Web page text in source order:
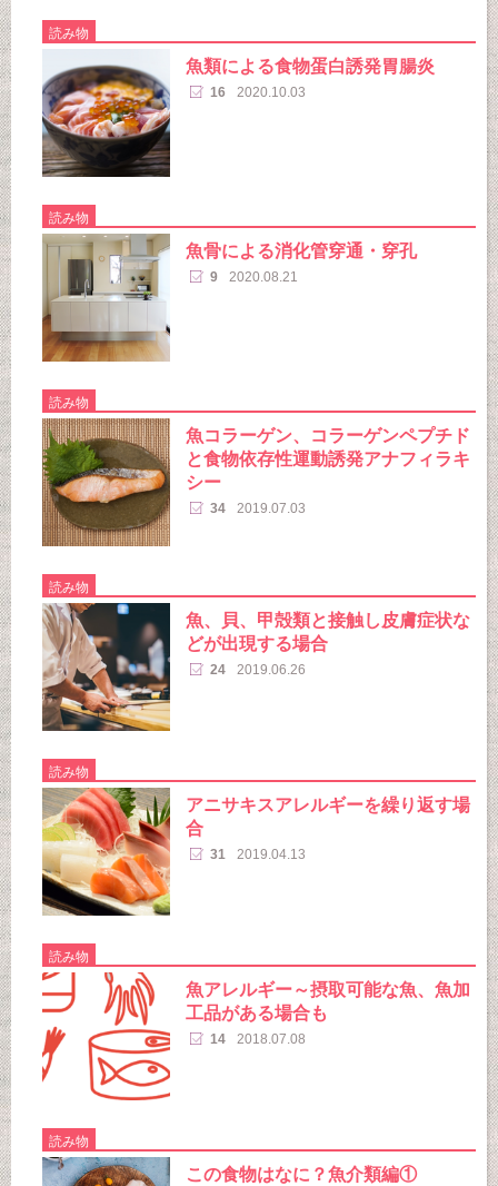
読み物
魚類による食物蛋白誘発胃腸炎
16 2020.10.03
読み物
魚骨による消化管穿通・穿孔
9 2020.08.21
読み物
魚コラーゲン、コラーゲンペプチド
と食物依存性運動誘発アナフィラキ
シー
34 2019.07.03
読み物
魚、貝、甲殻類と接触し皮膚症状な
どが出現する場合
24 2019.06.26
読み物
アニサキスアレルギーを繰り返す場
合
31 2019.04.13
読み物
魚アレルギー～摂取可能な魚、魚加
工品がある場合も
14 2018.07.08
読み物
この食物はなに？魚介類編①